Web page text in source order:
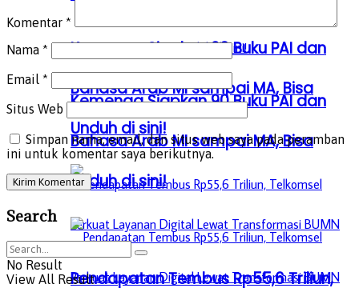
Kemenag Siapkan 90 Buku PAI dan
Bahasa Arab MI sampai MA, Bisa
Unduh di sini!
Pendapatan Tembus Rp55,6 Triliun,
Kemenag Siapkan 90 Buku PAI dan
Bahasa Arab MI sampai MA, Bisa
Unduh di sini!
Komentar *
Nama *
Email *
Situs Web
Simpan nama, email, dan situs web saya pada peramban
ini untuk komentar saya berikutnya.
Search
No Result
View All Result